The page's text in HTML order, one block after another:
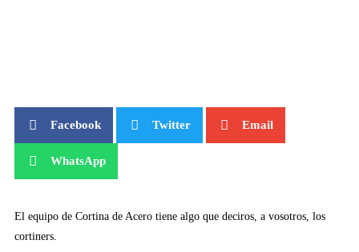
Facebook Twitter Email
WhatsApp
El equipo de Cortina de Acero tiene algo que deciros, a vosotros, los
cortiners.